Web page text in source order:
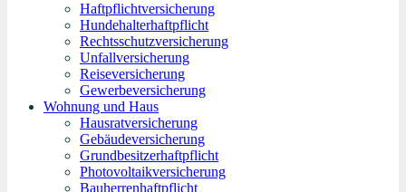
Haftpflichtversicherung
Hundehalterhaftpflicht
Rechtsschutzversicherung
Unfallversicherung
Reiseversicherung
Gewerbeversicherung
Wohnung und Haus
Hausratversicherung
Gebäudeversicherung
Grundbesitzerhaftpflicht
Photovoltaikversicherung
Bauherrenhaftpflicht